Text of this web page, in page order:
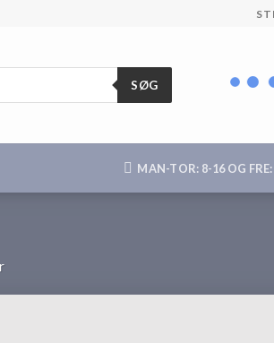
SØG
MAN-TOR: 8-16 OG